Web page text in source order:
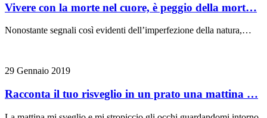
Vivere con la morte nel cuore, è peggio della mort…
Nonostante segnali così evidenti dell’imperfezione della natura,…
29 Gennaio 2019
Racconta il tuo risveglio in un prato una mattina …